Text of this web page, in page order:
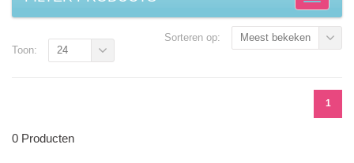
Sorteren op: Meest bekeken
1
Toon: 24
0 Producten